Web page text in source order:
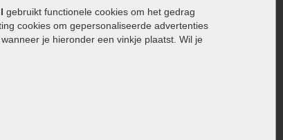
gebruikt functionele cookies om het gedrag
cookies om gepersonaliseerde advertenties
je hieronder een vinkje plaatst. Wil je